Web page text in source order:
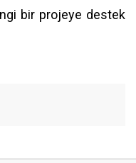
bir projeye destek